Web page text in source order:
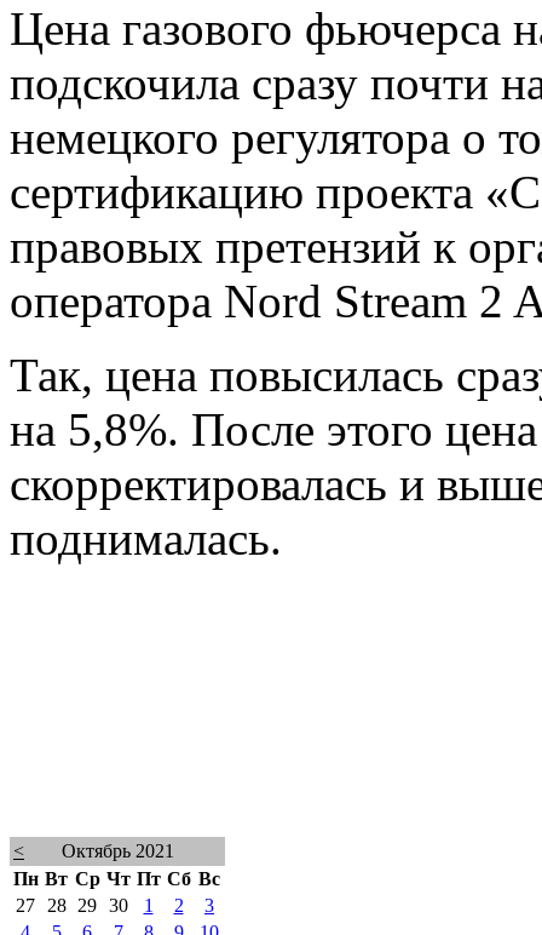
Цена газового фьючерса
подскочила сразу почти
немецкого регулятора о
сертификацию проекта
правовых претензий к
оператора Nord Stream 2
Так, цена повысилась
на 5,8%. После этого
скорректировалась и
поднималась.
<
Октябрь 2021
Пн Вт Ср Чт Пт Сб Вс
27
28 29 30 1 2
3